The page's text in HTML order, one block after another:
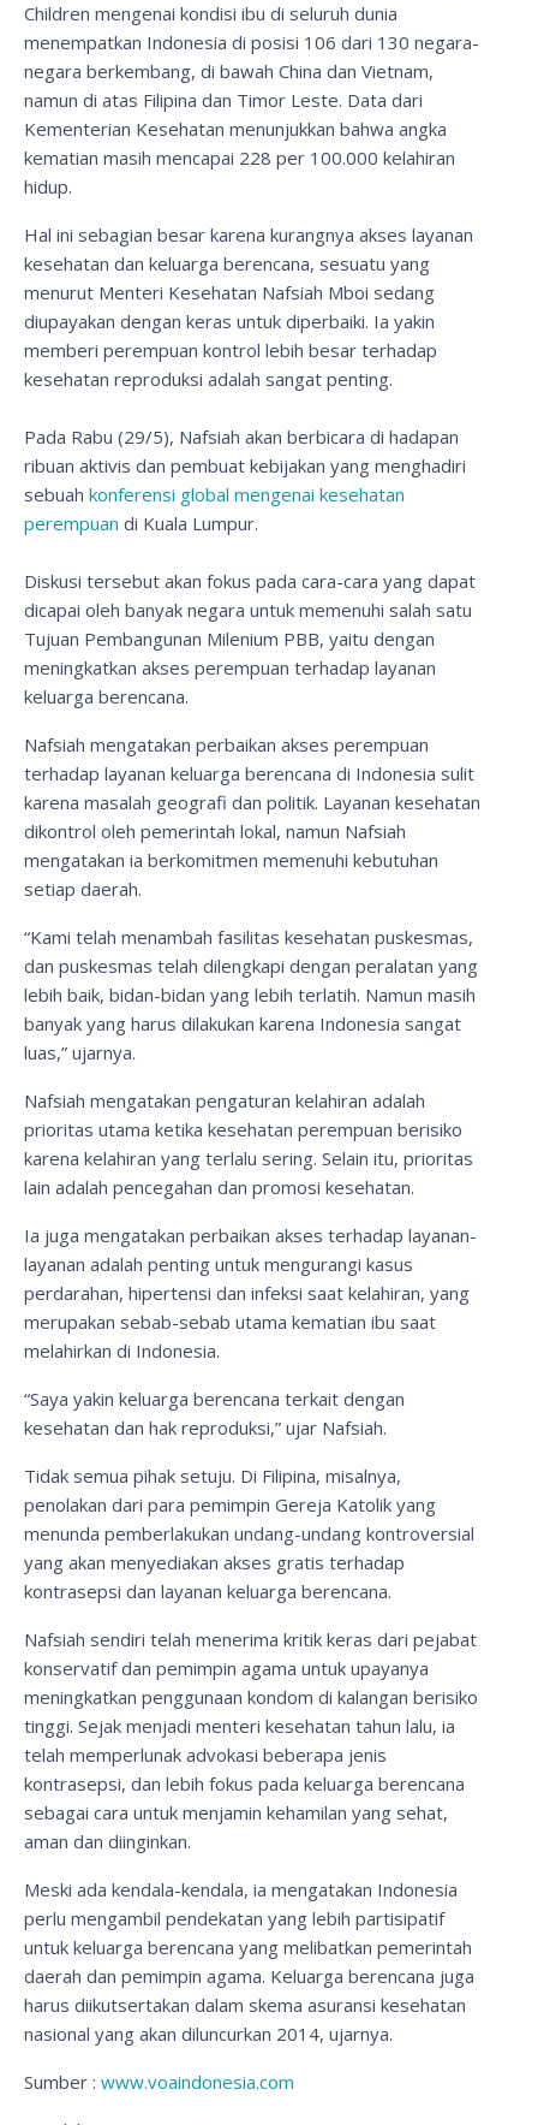
Children mengenai kondisi ibu di seluruh dunia
menempatkan Indonesia di posisi 106 dari 130 negara-
negara berkembang, di bawah China dan Vietnam,
namun di atas Filipina dan Timor Leste. Data dari
Kementerian Kesehatan menunjukkan bahwa angka
kematian masih mencapai 228 per 100.000 kelahiran
hidup.
Hal ini sebagian besar karena kurangnya akses layanan
kesehatan dan keluarga berencana, sesuatu yang
menurut Menteri Kesehatan Nafsiah Mboi sedang
diupayakan dengan keras untuk diperbaiki. Ia yakin
memberi perempuan kontrol lebih besar terhadap
kesehatan reproduksi adalah sangat penting.
Pada Rabu (29/5), Nafsiah akan berbicara di hadapan
ribuan aktivis dan pembuat kebijakan yang menghadiri
sebuah konferensi global mengenai kesehatan
perempuan di Kuala Lumpur.
Diskusi tersebut akan fokus pada cara-cara yang dapat
dicapai oleh banyak negara untuk memenuhi salah satu
Tujuan Pembangunan Milenium PBB, yaitu dengan
meningkatkan akses perempuan terhadap layanan
keluarga berencana.
Nafsiah mengatakan perbaikan akses perempuan
terhadap layanan keluarga berencana di Indonesia sulit
karena masalah geografi dan politik. Layanan kesehatan
dikontrol oleh pemerintah lokal, namun Nafsiah
mengatakan ia berkomitmen memenuhi kebutuhan
setiap daerah.
“Kami telah menambah fasilitas kesehatan puskesmas,
dan puskesmas telah dilengkapi dengan peralatan yang
lebih baik, bidan-bidan yang lebih terlatih. Namun masih
banyak yang harus dilakukan karena Indonesia sangat
luas,” ujarnya.
Nafsiah mengatakan pengaturan kelahiran adalah
prioritas utama ketika kesehatan perempuan berisiko
karena kelahiran yang terlalu sering. Selain itu, prioritas
lain adalah pencegahan dan promosi kesehatan.
Ia juga mengatakan perbaikan akses terhadap layanan-
layanan adalah penting untuk mengurangi kasus
perdarahan, hipertensi dan infeksi saat kelahiran, yang
merupakan sebab-sebab utama kematian ibu saat
melahirkan di Indonesia.
“Saya yakin keluarga berencana terkait dengan
kesehatan dan hak reproduksi,” ujar Nafsiah.
Tidak semua pihak setuju. Di Filipina, misalnya,
penolakan dari para pemimpin Gereja Katolik yang
menunda pemberlakukan undang-undang kontroversial
yang akan menyediakan akses gratis terhadap
kontrasepsi dan layanan keluarga berencana.
Nafsiah sendiri telah menerima kritik keras dari pejabat
konservatif dan pemimpin agama untuk upayanya
meningkatkan penggunaan kondom di kalangan berisiko
tinggi. Sejak menjadi menteri kesehatan tahun lalu, ia
telah memperlunak advokasi beberapa jenis
kontrasepsi, dan lebih fokus pada keluarga berencana
sebagai cara untuk menjamin kehamilan yang sehat,
aman dan diinginkan.
Meski ada kendala-kendala, ia mengatakan Indonesia
perlu mengambil pendekatan yang lebih partisipatif
untuk keluarga berencana yang melibatkan pemerintah
daerah dan pemimpin agama. Keluarga berencana juga
harus diikutsertakan dalam skema asuransi kesehatan
nasional yang akan diluncurkan 2014, ujarnya.
Sumber : www.voaindonesia.com